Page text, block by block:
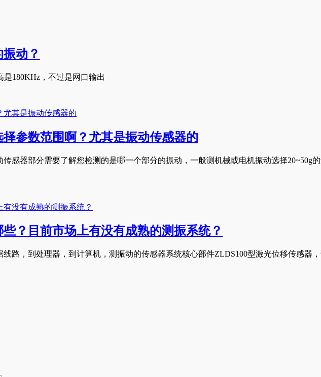
动？
180KHz，不过是网口输出
参数范围啊？尤其是振动传感器的
感器部分需要了解您检测的是哪一个部分的振动，一般测机械或电机振动选择20~50g
？目前市场上有没有成熟的测振系统？
路，到处理器，到计算机，测振动的传感器系统核心部件ZLDS100型激光位移传感器